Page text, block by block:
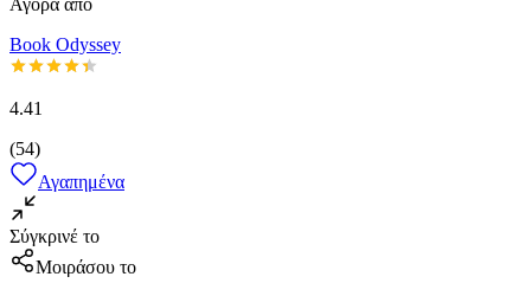
Book Odyssey
4.41
(54)
Αγαπημένα
Σύγκρινέ το
Μοιράσου το